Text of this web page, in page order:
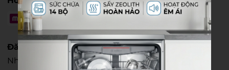
Đăng Ký Nhận Tin
Nhận thông tin sản phẩm và các chương trình